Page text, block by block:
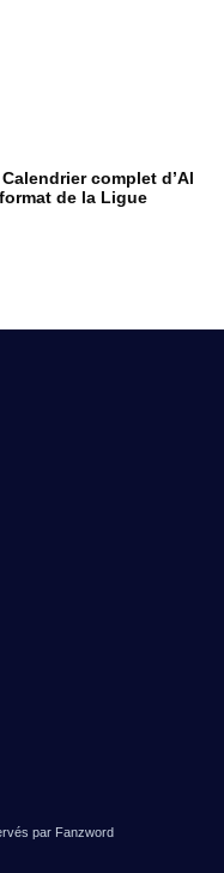
complet d’Al
de la Ligue
par Fanzword